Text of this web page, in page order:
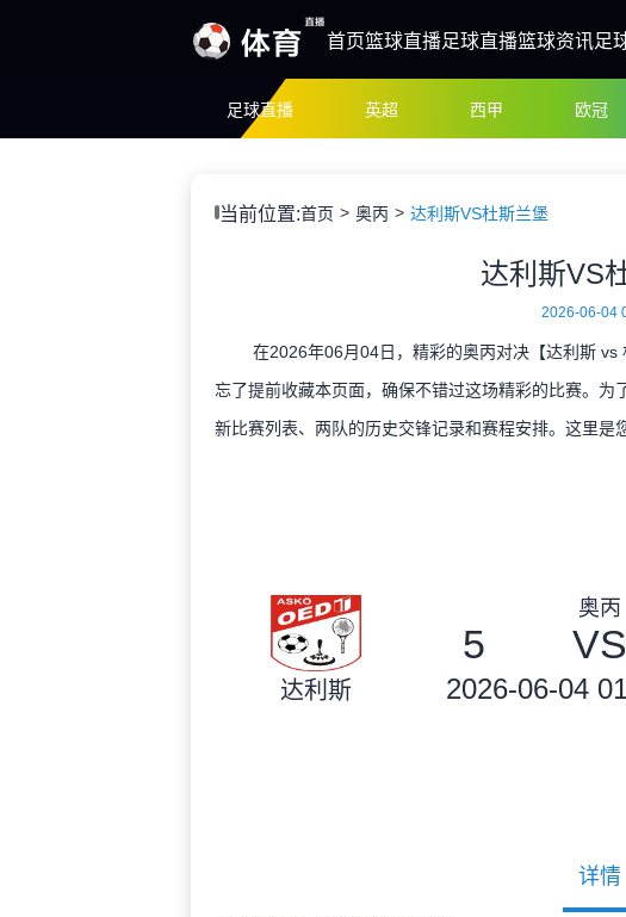
首页篮球直播足球直播篮球资讯足
足球直播 英超 西甲 欧冠
当前位置:首页 奥丙 达利斯VS杜斯兰堡
达利斯VS
2026-06-04
在2026年06月04日，精彩的奥丙对决【达利斯 vs
忘了提前收藏本页面，确保不错过这场精彩的比赛。
新比赛列表、两队的历史交锋记录和赛程安排。这里是
达利斯
奥丙
5 VS
2026-06-04
详情